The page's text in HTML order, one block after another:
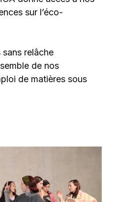
sur l’éco-
relâche
de nos
de matières sous